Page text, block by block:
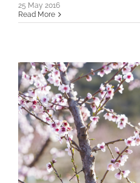
25 May 2016
Read More